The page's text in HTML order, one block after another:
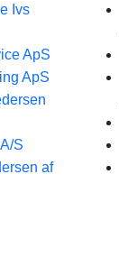
Ivs
ApS
ApS
S
af